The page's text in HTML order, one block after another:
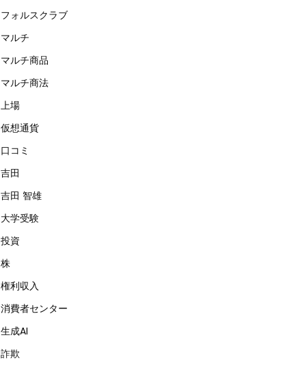
フォルスクラブ
マルチ
マルチ商品
マルチ商法
上場
仮想通貨
口コミ
吉田
吉田 智雄
大学受験
投資
株
権利収入
消費者センター
生成AI
詐欺